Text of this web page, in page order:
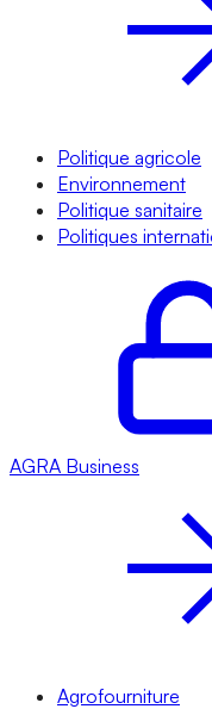
Politique agricole
Environnement
Politique sanitaire
Politiques
AGRA Business
Agrofourniture